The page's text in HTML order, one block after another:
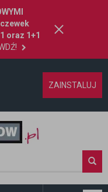
oraz 1+1
ZAINSTALUJ